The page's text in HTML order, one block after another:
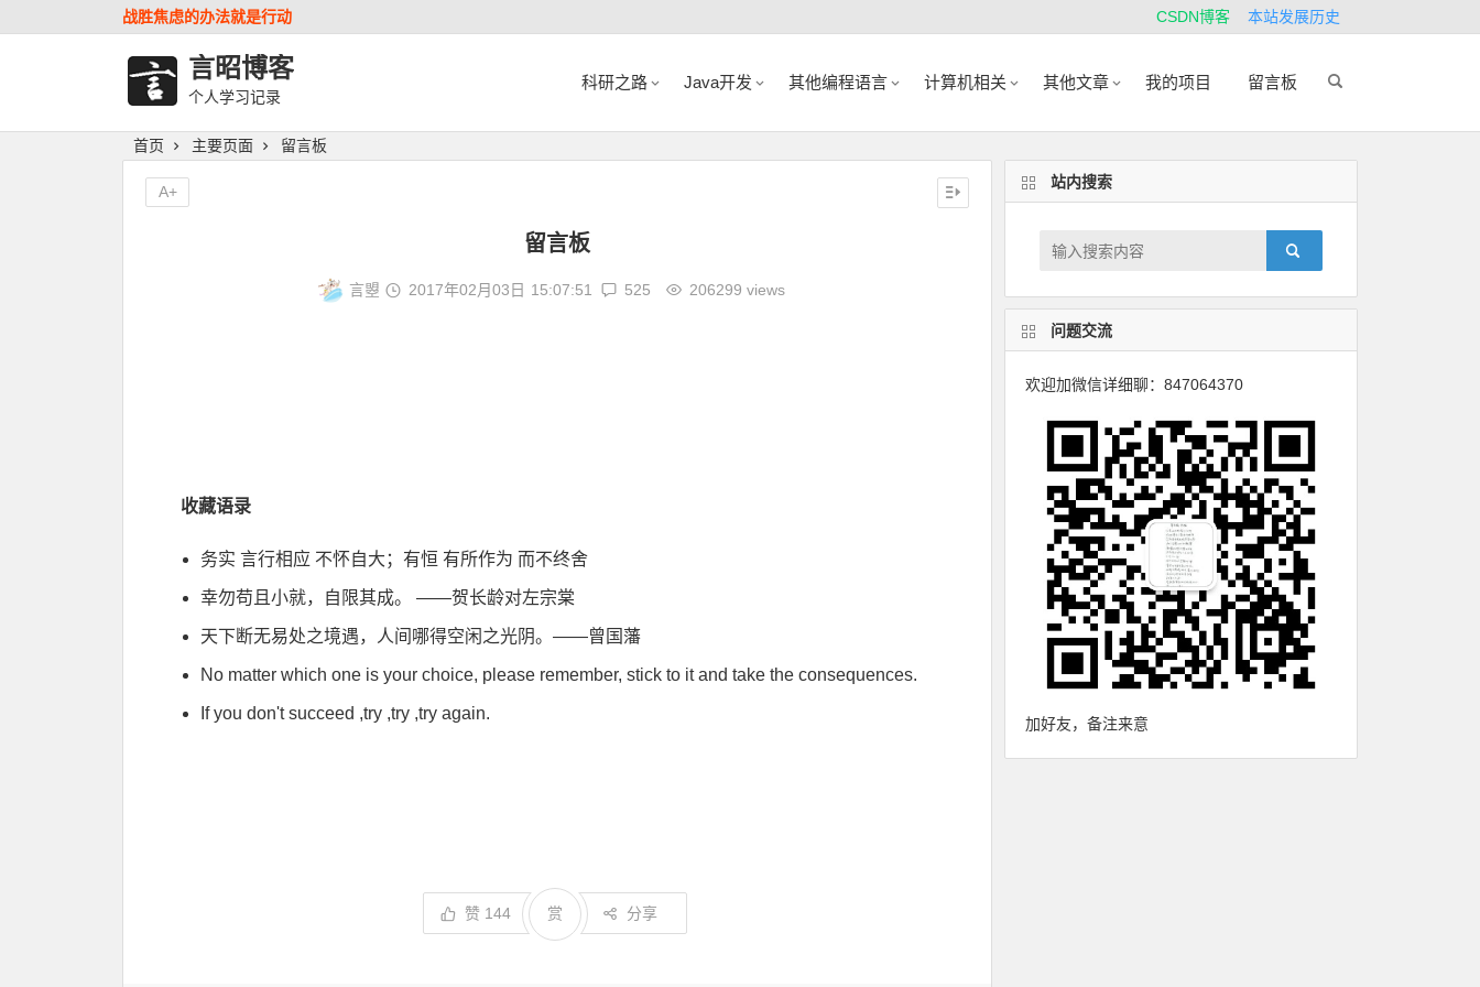
战胜焦虑的办法就是行动 CSDN博客 本站发展历史
言昭博客
个人学习记录
科研之路 Java开发 其他编程语言 计算机相关 其他文章 我的项目 留言板
首页 主要页面 留言板
留言板
言曌 2017年02月03日 15:07:51 525 206299 views
收藏语录
务实 言行相应 不怀自大；有恒 有所作为 而不终舍
幸勿苟且小就，自限其成。 ——贺长龄对左宗棠
天下断无易处之境遇，人间哪得空闲之光阴。——曾国藩
No matter which one is your choice, please remember, stick to it and take the consequences.
If you don't succeed ,try ,try ,try again.
赞 144 分享
赏
A+
站内搜索
问题交流
欢迎加微信详细聊：847064370
加好友，备注来意